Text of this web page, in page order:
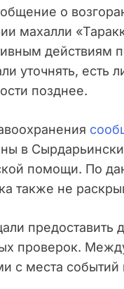
о
махалли
действиям
уточнять, есть
позднее.
в
помощи. По
также не
проверок.
с места